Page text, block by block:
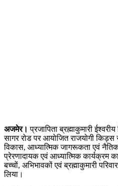
अजमेर। प्रजापिता ब्रह्माकुमारी
सागर रोड पर आयोजित राजयोगी
विकास, आध्यात्मिक जागरूकता एवं
प्रेरणादायक एवं आध्यात्मिक कार्यक्रम
बच्चों, अभिभावकों एवं ब्रह्माकुमारी
लिया।